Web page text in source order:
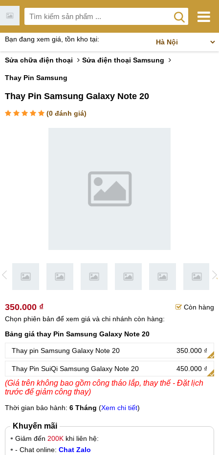
Bạn đang xem giá, tồn kho tại:
Sửa chữa điện thoại Sửa điện thoại Samsung
Thay Pin Samsung
Thay Pin Samsung Galaxy Note 20
(0 đánh giá)
350.000 ₫
Còn hàng
Chọn phiên bản để xem giá và chi nhánh còn hàng:
Bảng giá thay Pin Samsung Galaxy Note 20
Thay pin Samsung Galaxy Note 20 350.000 ₫
Thay Pin SuiQi Samsung Galaxy Note 20 450.000 ₫
(Giá trên không bao gồm công tháo lắp, thay thế - Đặt lịch
trước để giảm công thay)
Thời gian bảo hành: 6 Tháng (Xem chi tiết)
Khuyến mãi
Giảm đến 200K khi liên hệ:
- Chat online: Chat Zalo